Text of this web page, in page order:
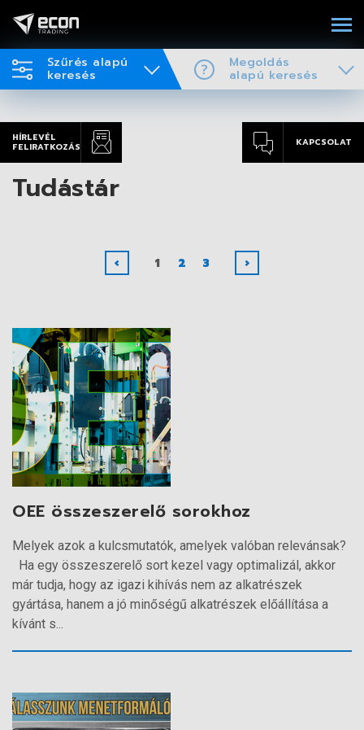
Szűrés alapú
keresés
Megoldás
alapú keresés
HÍRLEVÉL
FELIRATKOZÁS
KAPCSOLAT
Tudástár
‹ 1 2 3 ›
OEE összeszerelő sorokhoz
Melyek azok a kulcsmutatók, amelyek valóban relevánsak?
Ha egy összeszerelő sort kezel vagy optimalizál, akkor
már tudja, hogy az igazi kihívás nem az alkatrészek
gyártása, hanem a jó minőségű alkatrészek előállítása a
kívánt s...